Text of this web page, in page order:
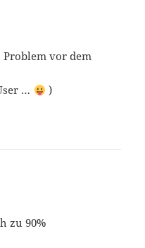
Problem vor dem
…
)
zu 90%